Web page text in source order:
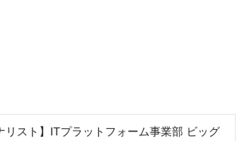
スト】ITプラットフォーム事業部 ビッグ